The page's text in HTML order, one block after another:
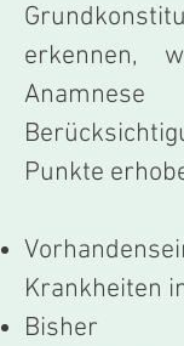
erkennen,
Punkte
Krankheiten
Bisher